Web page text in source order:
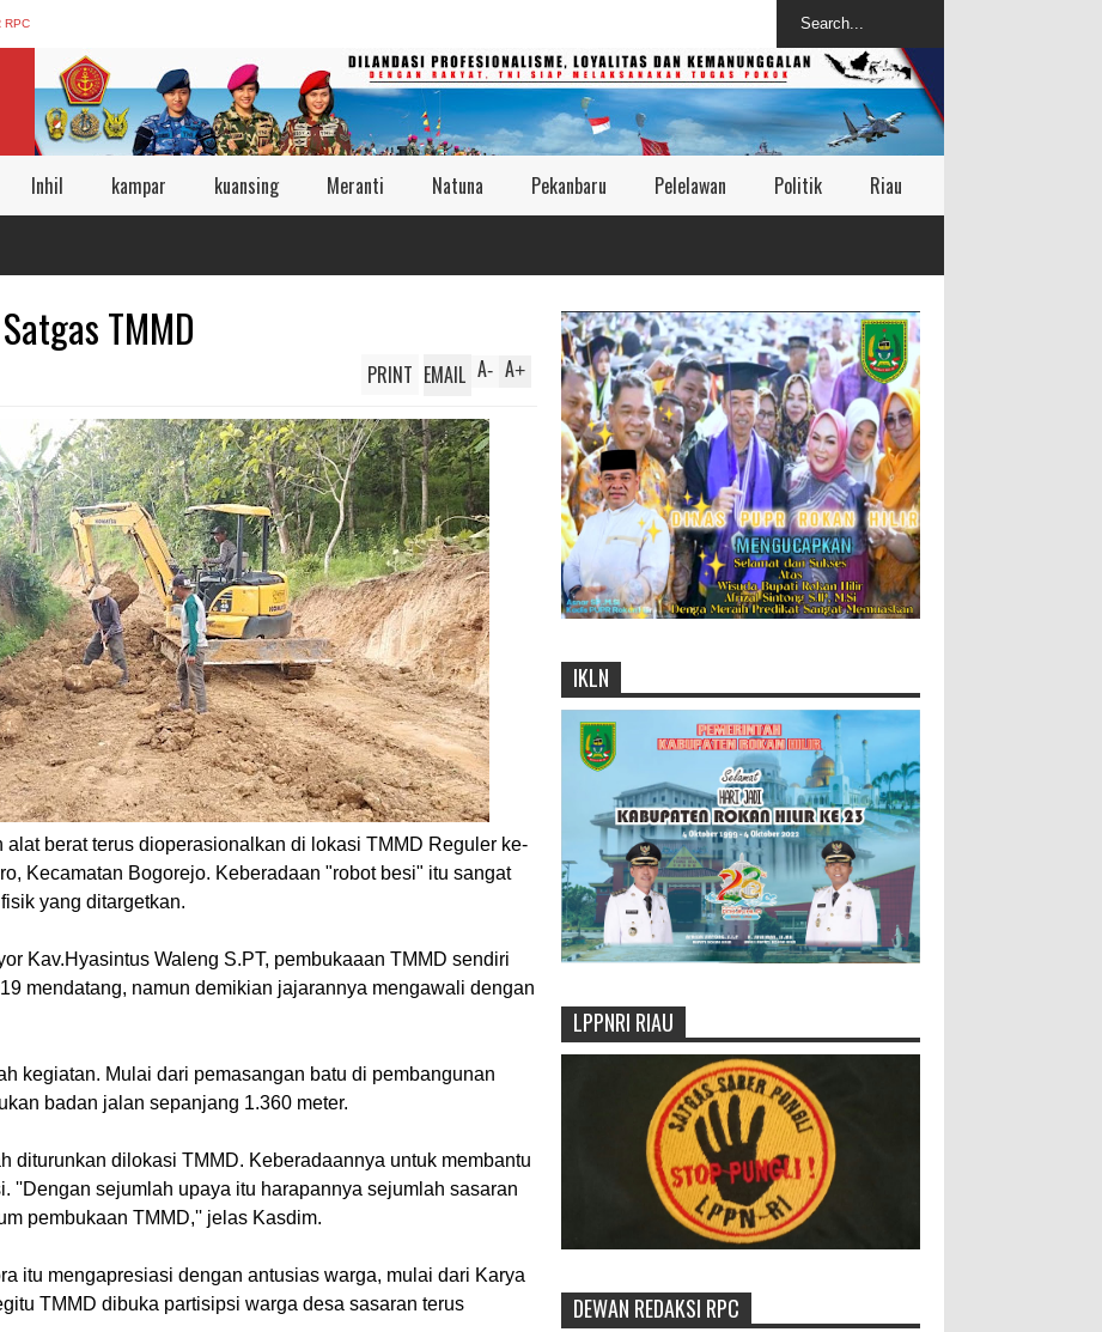
RPC
Inhil kampar kuansing Meranti Natuna Pekanbaru Pelelawan Politik Riau
TMMD
A+
A-
PRINT EMAIL
berat terus dioperasionalkan di lokasi TMMD Reguler ke-
Kecamatan Bogorejo. Keberadaan "robot besi" itu sangat
yang ditargetkan.
Kav.Hyasintus Waleng S.PT, pembukaaan TMMD sendiri
mendatang, namun demikian jajarannya mengawali dengan
kegiatan. Mulai dari pemasangan batu di pembangunan
badan jalan sepanjang 1.360 meter.
diturunkan dilokasi TMMD. Keberadaannya untuk membantu
''Dengan sejumlah upaya itu harapannya sejumlah sasaran
pembukaan TMMD,'' jelas Kasdim.
itu mengapresiasi dengan antusias warga, mulai dari Karya
TMMD dibuka partisipsi warga desa sasaran terus
IKLN
LPPNRI RIAU
DEWAN REDAKSI RPC